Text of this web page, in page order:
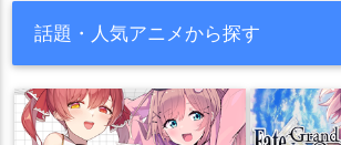
話題・人気アニメから探す